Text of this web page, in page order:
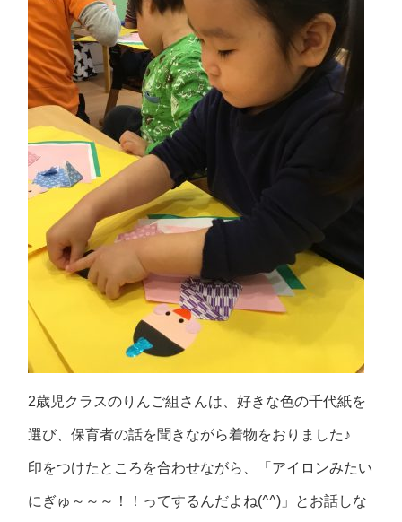
2歳児クラスのりんご組さんは、好きな色の千代紙を
選び、保育者の話を聞きながら着物をおりました♪
印をつけたところを合わせながら、「アイロンみたい
にぎゅ～～～！！ってするんだよね(^^)」とお話しな